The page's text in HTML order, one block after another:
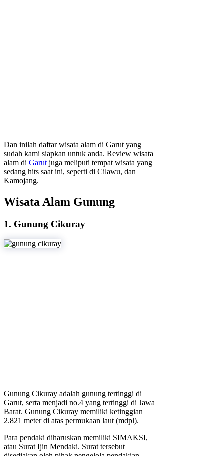
Dan inilah daftar wisata alam di Garut yang
sudah kami siapkan untuk anda. Review wisata
alam di Garut juga meliputi tempat wisata yang
sedang hits saat ini, seperti di Cilawu, dan
Kamojang.
Wisata Alam Gunung
1. Gunung Cikuray
Gunung Cikuray adalah gunung tertinggi di
Garut, serta menjadi no.4 yang tertinggi di Jawa
Barat. Gunung Cikuray memiliki ketinggian
2.821 meter di atas permukaan laut (mdpl).
Para pendaki diharuskan memiliki SIMAKSI,
atau Surat Ijin Mendaki. Surat tersebut